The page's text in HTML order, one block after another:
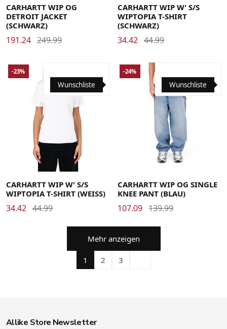
CARHARTT WIP OG
DETROIT JACKET
(SCHWARZ)
191.24 249.99
CARHARTT WIP W' S/S
WIPTOPIA T-SHIRT
(SCHWARZ)
34.42 44.99
Medium Small X-Small
Wunschliste
-23%
CARHARTT WIP W' S/S
WIPTOPIA T-SHIRT (WEISS)
34.42 44.99
Wunschliste
-24%
CARHARTT WIP OG SINGLE
KNEE PANT (BLAU)
107.09 139.99
Mehr anzeigen
1 2 3
Allike Store Newsletter